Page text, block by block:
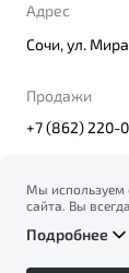
Адрес
Сочи, ул.
Продажи
+7 (862) 220-
© 2026
Политика
Мы используем
сайта. Вы
вашего
на сбор и
Подробнее